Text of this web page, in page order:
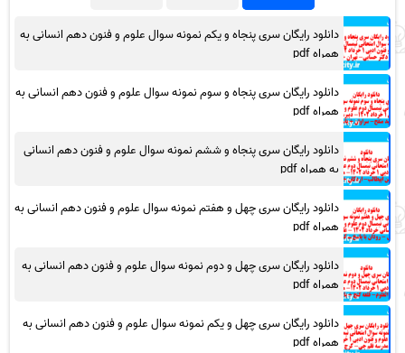
دانلود رایگان سری پنجاه و یکم نمونه سوال علوم و فنون دهم انسانی به
همراه pdf
دانلود رایگان سری پنجاه و سوم نمونه سوال علوم و فنون دهم انسانی به
همراه pdf
دانلود رایگان سری پنجاه و ششم نمونه سوال علوم و فنون دهم انسانی
به همراه pdf
دانلود رایگان سری چهل و هفتم نمونه سوال علوم و فنون دهم انسانی به
همراه pdf
دانلود رایگان سری چهل و دوم نمونه سوال علوم و فنون دهم انسانی به
همراه pdf
دانلود رایگان سری چهل و یکم نمونه سوال علوم و فنون دهم انسانی به
همراه pdf